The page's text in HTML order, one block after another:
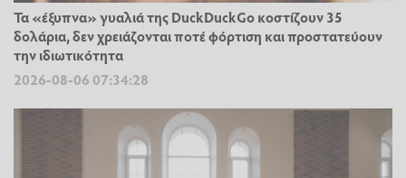
Τα «έξυπνα» γυαλιά της DuckDuckGo κοστίζουν 35
δολάρια, δεν χρειάζονται ποτέ φόρτιση και προστατεύουν
την ιδιωτικότητα
2026-08-06 07:34:28